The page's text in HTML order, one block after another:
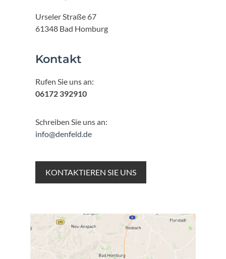
Urseler Straße 67
61348 Bad Homburg
Kontakt
Rufen Sie uns an:
06172 392910
Schreiben Sie uns an:
info@denfeld.de
KONTAKTIEREN SIE UNS